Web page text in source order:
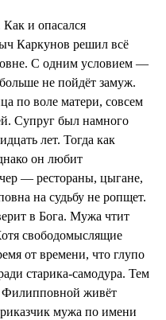
и опасался
Каркунов решил всё
С одним условием —
не пойдёт замуж.
по воле матери, совсем
Супруг был намного
лет. Тогда как
он любит
— рестораны, цыгане,
на судьбу не ропщет.
в Бога. Мужа чтит
свободомыслящие
от времени, что глупо
старика-самодура. Тем
Филипповной живёт
мужа по имени